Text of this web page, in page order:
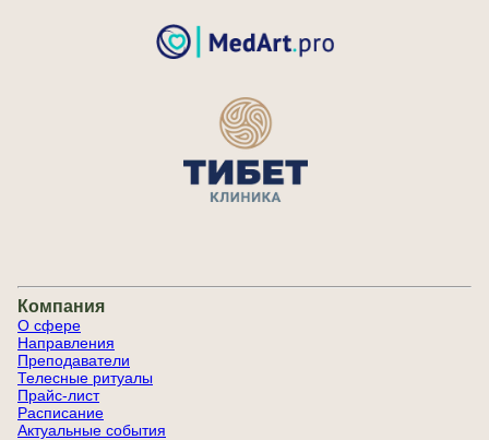
Компания
О сфере
Направления
Преподаватели
Телесные ритуалы
Прайс-лист
Расписание
Актуальные события